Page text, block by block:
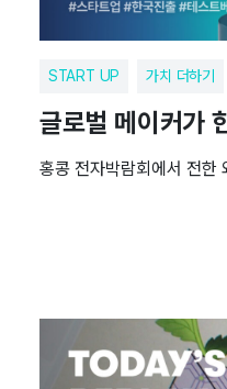
START UP 가치 더하기
글로벌 메이커가
홍콩 전자박람회에서 전한